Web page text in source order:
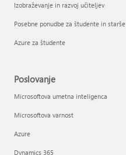
Izobraževanje in razvoj učiteljev
Posebne ponudbe za študente in starše
Azure za študente
Poslovanje
Microsoftova umetna inteligenca
Microsoftova varnost
Azure
Dynamics 365